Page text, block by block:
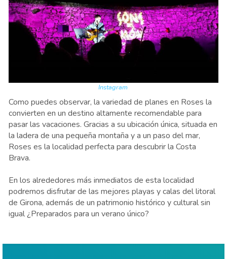
Instagram
Como puedes observar, la variedad de planes en Roses la
convierten en un destino altamente recomendable para
pasar las vacaciones. Gracias a su ubicación única, situada en
la ladera de una pequeña montaña y a un paso del mar,
Roses es la localidad perfecta para descubrir la Costa
Brava.
En los alrededores más inmediatos de esta localidad
podremos disfrutar de las mejores playas y calas del litoral
de Girona, además de un patrimonio histórico y cultural sin
igual ¿Preparados para un verano único?